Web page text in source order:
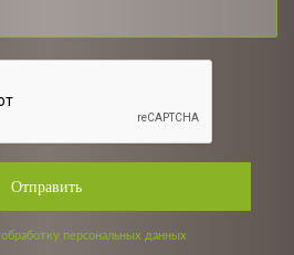
Отправить
обработку персональных данных